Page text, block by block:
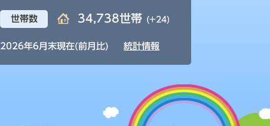
世帯数 34,738世帯 (+24)
2026年6月末現在(前月比) 統計情報